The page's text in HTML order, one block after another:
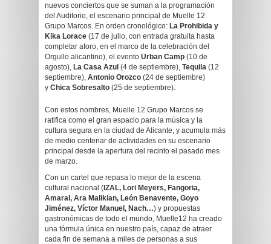
nuevos conciertos que se suman a la programación
del Auditorio, el escenario principal de Muelle 12
Grupo Marcos. En orden cronológico: La Prohibida y
Kika Lorace (17 de julio, con entrada gratuita hasta
completar aforo, en el marco de la celebración del
Orgullo alicantino), el evento Urban Camp (10 de
agosto), La Casa Azul (4 de septiembre), Tequila (12
septiembre), Antonio Orozco (24 de septiembre)
y Chica Sobresalto (25 de septiembre).
Con estos nombres, Muelle 12 Grupo Marcos se
ratifica como el gran espacio para la música y la
cultura segura en la ciudad de Alicante, y acumula más
de medio centenar de actividades en su escenario
principal desde la apertura del recinto el pasado mes
de marzo.
Con un cartel que repasa lo mejor de la escena
cultural nacional ( IZAL, Lori Meyers, Fangoria,
Amaral, Ara Malikian, León Benavente, Goyo
Jiménez, Víctor Manuel, Nach…) y propuestas
gastronómicas de todo el mundo, Muelle12 ha creado
una fórmula única en nuestro país, capaz de atraer
cada fin de semana a miles de personas a sus